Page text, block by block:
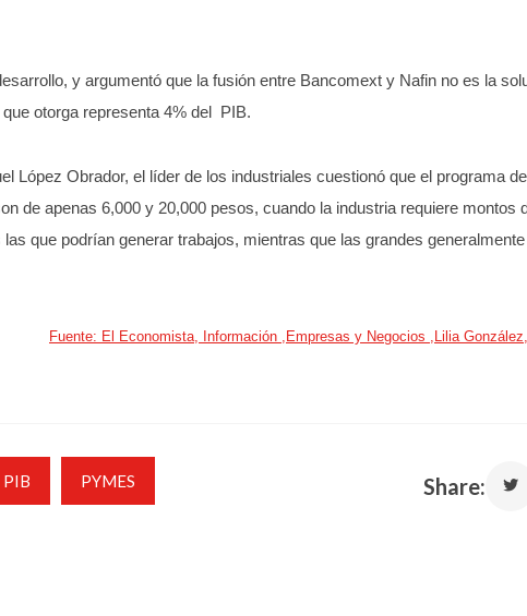
y argumentó que la fusión entre Bancomext y Nafin no es la
otorga representa 4% del PIB.
López Obrador, el líder de los industriales cuestionó que el programa
de apenas 6,000 y 20,000 pesos, cuando la industria requiere montos
que podrían generar trabajos, mientras que las grandes
Fuente: El Economista, Información ,Empresas y Negocios ,Lilia
PIB PYMES Share: